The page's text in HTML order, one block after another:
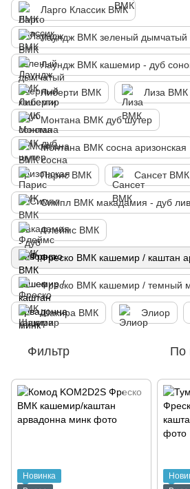
Ларго Классик ВМК
Лаундж ВМК зеленый дымчатый
Лаундж ВМК кашемир - дуб
Либерти ВМК Лиза ВМК
Монтана ВМК дуб шутер
Монтана ВМК сосна аризонская
Парис ВМК Сансет ВМК
Симпл ВМК макадамия - дуб
Флеймс ВМК
Фреско ВМК кашемир / каштан
Фреско ВМК кашемир / темный
Шакира ВМК Элиор
Фильтр По
Новинка